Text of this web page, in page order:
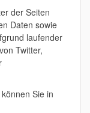
der Seiten
Daten sowie
laufender
Twitter,
Sie in